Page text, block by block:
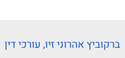
ברקוביץ אהרוני זיו, עורכי דין